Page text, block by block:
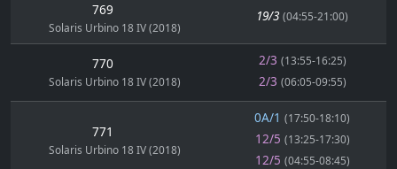
769
Solaris Urbino 18 IV (2018)
19/3 (04:55-21:00)
770
Solaris Urbino 18 IV (2018)
2/3 (13:55-16:25)
2/3 (06:05-09:55)
771
Solaris Urbino 18 IV (2018)
0A/1 (17:50-18:10)
12/5 (13:25-17:30)
12/5 (04:55-08:45)